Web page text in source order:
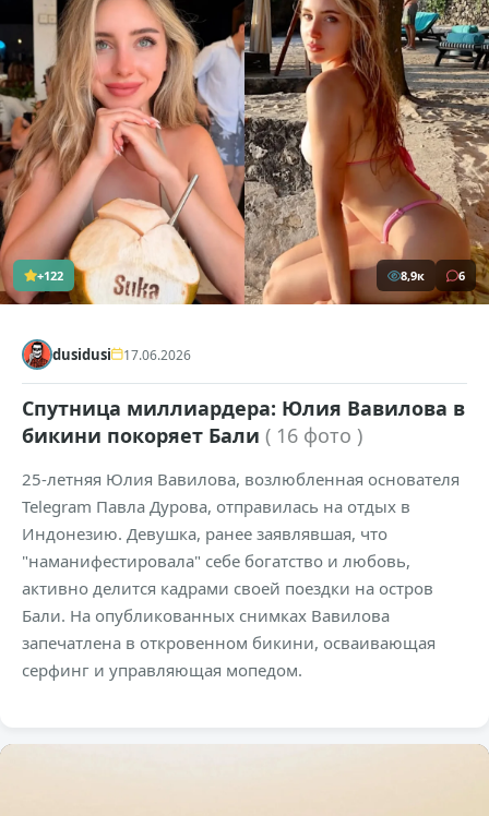
+122 8,9к 6
dusidusi 17.06.2026
Спутница миллиардера: Юлия Вавилова в
бикини покоряет Бали ( 16 фото )
25-летняя Юлия Вавилова, возлюбленная основателя
Telegram Павла Дурова, отправилась на отдых в
Индонезию. Девушка, ранее заявлявшая, что
"наманифестировала" себе богатство и любовь,
активно делится кадрами своей поездки на остров
Бали. На опубликованных снимках Вавилова
запечатлена в откровенном бикини, осваивающая
серфинг и управляющая мопедом.